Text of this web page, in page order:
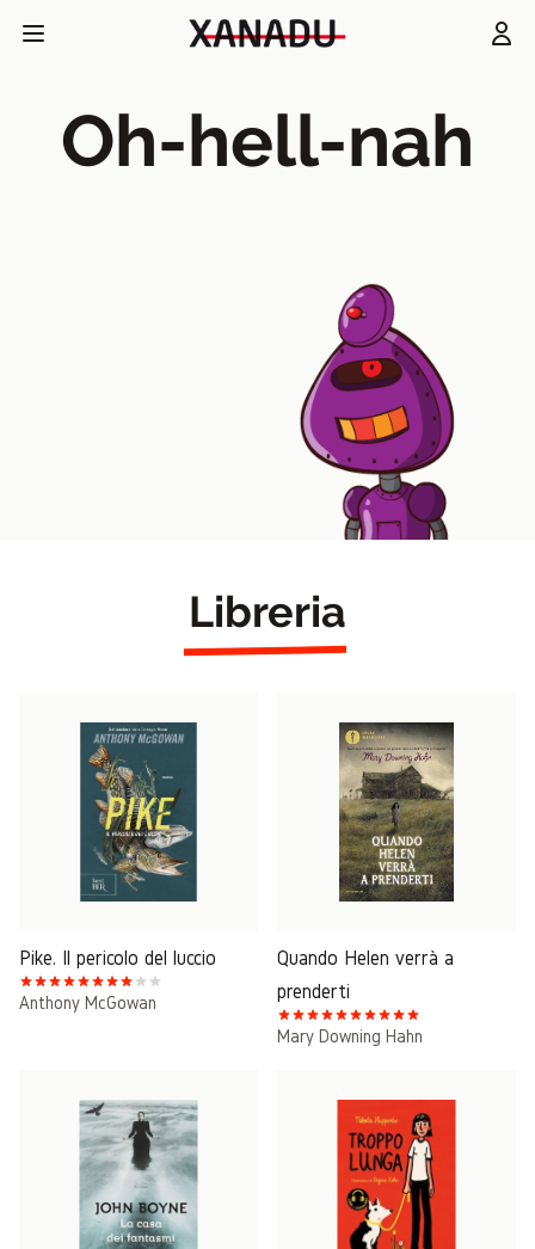
Oh-hell-nah
Libreria
Pike. Il pericolo del luccio
Anthony McGowan
Quando Helen verrà a
prenderti
Mary Downing Hahn